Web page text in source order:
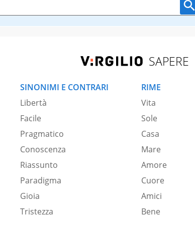
SAPERE
SINONIMI E CONTRARI
Libertà
Facile
Pragmatico
Conoscenza
Riassunto
Paradigma
Gioia
Tristezza
RIME
Vita
Sole
Casa
Mare
Amore
Cuore
Amici
Bene